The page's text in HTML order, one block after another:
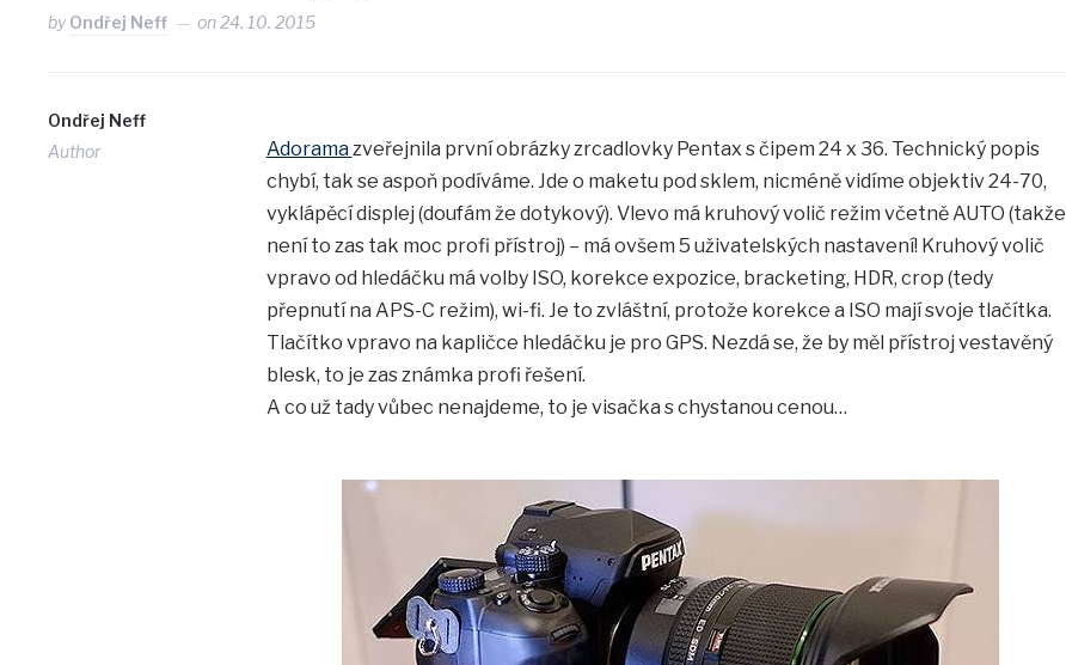
byOndřej Neff on24. 10. 2015
Ondřej Neff
Author
Adoramazveřejnila první obrázky zrcadlovky Pentax s čipem 24 x 36. Technický popis
chybí, tak se aspoň podíváme. Jde o maketu pod sklem, nicméně vidíme objektiv 24-70,
vyklápěcí displej (doufám že dotykový). Vlevo má kruhový volič režim včetně AUTO (takže
není to zas tak moc profi přístroj) – má ovšem 5 uživatelských nastavení! Kruhový volič
vpravo od hledáčku má volby ISO, korekce expozice, bracketing, HDR, crop (tedy
přepnutí na APS-C režim), wi-fi. Je to zvláštní, protože korekce a ISO mají svoje tlačítka.
Tlačítko vpravo na kapličce hledáčku je pro GPS. Nezdá se, že by měl přístroj vestavěný
blesk, to je zas známka profi řešení.
A co už tady vůbec nenajdeme, to je visačka s chystanou cenou…